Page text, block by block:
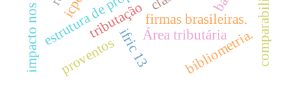
Área tributária
tributação firmas brasileiras.
bibliometria.
ifric 13
proventos